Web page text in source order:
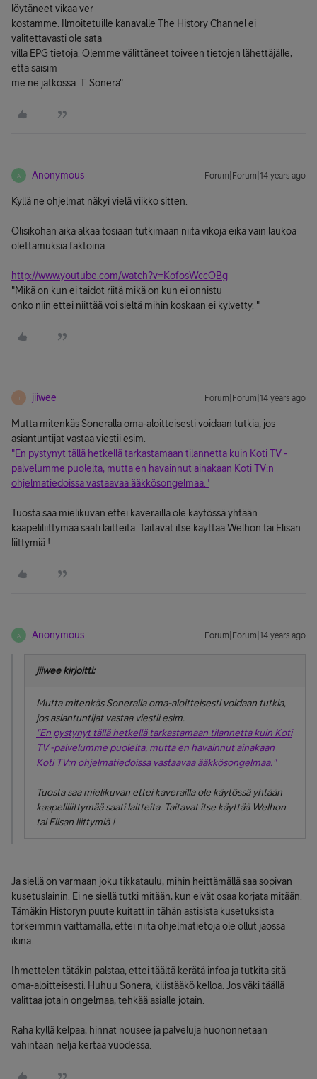
löytäneet vikaa ver
kostamme. Ilmoitetuille kanavalle The History Channel ei
valitettavasti ole sata
villa EPG tietoja. Olemme välittäneet toiveen tietojen lähettäjälle,
että saisim
me ne jatkossa. T. Sonera"
A Anonymous Forum|Forum|14 years ago
Kyllä ne ohjelmat näkyi vielä viikko sitten.
Olisikohan aika alkaa tosiaan tutkimaan niitä vikoja eikä vain laukoa
olettamuksia faktoina.
http://www.youtube.com/watch?v=KofosWccOBg
"Mikä on kun ei taidot riitä mikä on kun ei onnistu
onko niin ettei niittää voi sieltä mihin koskaan ei kylvetty. "
J jiiwee Forum|Forum|14 years ago
Mutta mitenkäs Soneralla oma-aloitteisesti voidaan tutkia, jos
asiantuntijat vastaa viestii esim.
"En pystynyt tällä hetkellä tarkastamaan tilannetta kuin Koti TV -
palvelumme puolelta, mutta en havainnut ainakaan Koti TV:n
ohjelmatiedoissa vastaavaa ääkkösongelmaa."
Tuosta saa mielikuvan ettei kaverailla ole käytössä yhtään
kaapeliliittymää saati laitteita. Taitavat itse käyttää Welhon tai Elisan
liittymiä !
A Anonymous Forum|Forum|14 years ago
jiiwee kirjoitti:
Mutta mitenkäs Soneralla oma-aloitteisesti voidaan tutkia,
jos asiantuntijat vastaa viestii esim.
"En pystynyt tällä hetkellä tarkastamaan tilannetta kuin Koti
TV -palvelumme puolelta, mutta en havainnut ainakaan
Koti TV:n ohjelmatiedoissa vastaavaa ääkkösongelmaa."
Tuosta saa mielikuvan ettei kaverailla ole käytössä yhtään
kaapeliliittymää saati laitteita. Taitavat itse käyttää Welhon
tai Elisan liittymiä !
Ja siellä on varmaan joku tikkataulu, mihin heittämällä saa sopivan
kusetuslainin. Ei ne siellä tutki mitään, kun eivät osaa korjata mitään.
Tämäkin Historyn puute kuitattiin tähän astisista kusetuksista
törkeimmin väittämällä, ettei niitä ohjelmatietoja ole ollut jaossa
ikinä.
Ihmettelen tätäkin palstaa, ettei täältä kerätä infoa ja tutkita sitä
oma-aloitteisesti. Huhuu Sonera, kilistääkö kelloa. Jos väki täällä
valittaa jotain ongelmaa, tehkää asialle jotain.
Raha kyllä kelpaa, hinnat nousee ja palveluja huononnetaan
vähintään neljä kertaa vuodessa.